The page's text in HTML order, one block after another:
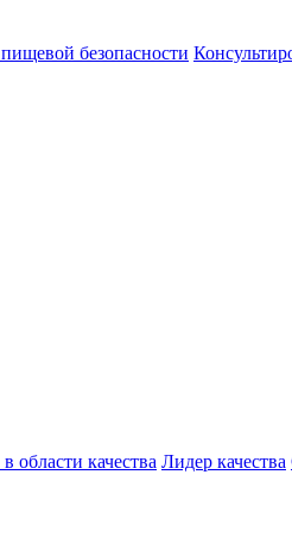
безопасности
области качества Лидер качества